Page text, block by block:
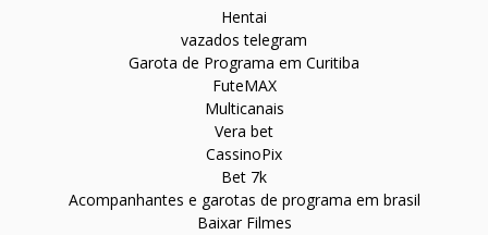
Hentai
vazados telegram
Garota de Programa em Curitiba
FuteMAX
Multicanais
Vera bet
CassinoPix
Bet 7k
Acompanhantes e garotas de programa em brasil
Baixar Filmes